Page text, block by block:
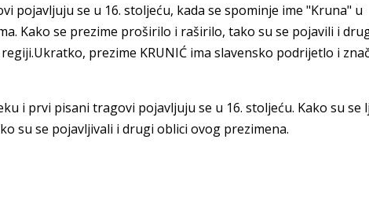
pojavljuju se u 16. stoljeću, kada se spominje ime "Kruna" u
Kako se prezime proširilo i raširilo, tako su se pojavili i
prezime KRUNIĆ ima slavensko podrijetlo i
i prvi pisani tragovi pojavljuju se u 16. stoljeću. Kako su se
su se pojavljivali i drugi oblici ovog prezimena.